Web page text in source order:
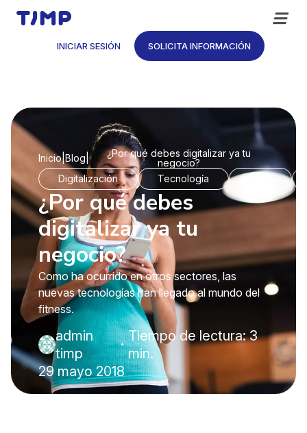
contenido
INICIAR SESIÓN SOLICITA INFORMACIÓN
Inicio|Blog |
¿Por qué debes digitalizar ya tu
negocio?
Digitalización
Tecnología
¿Por qué debes
digitalizar ya tu
negocio?
Como ha ocurrido en otros sectores, las
nuevas tecnologías han llegado al mundo del
fitness.
admin
timp
·
Tiempo de lectura: 3
min.
29 mayo 2018